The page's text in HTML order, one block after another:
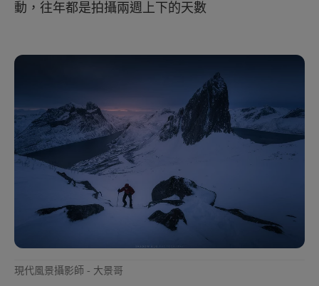
動，往年都是拍攝兩週上下的天數
現代風景攝影師 - 大景哥